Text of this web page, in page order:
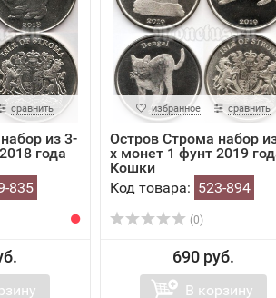
сравнить
из 3-
года
835
избранное сравнить
Остров Строма набор
х монет 1 фунт 2019
Кошки
Код товара: 523-894
(0)
690 руб.
В корзину